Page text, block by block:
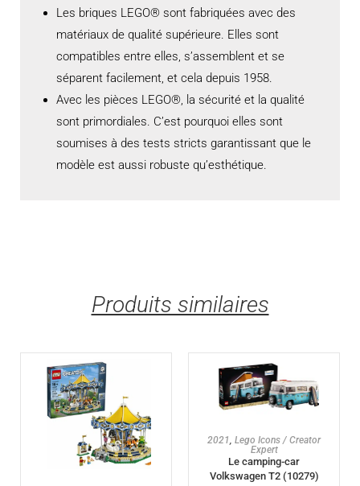
Les briques LEGO® sont fabriquées avec des
matériaux de qualité supérieure. Elles sont
compatibles entre elles, s’assemblent et se
séparent facilement, et cela depuis 1958.
Avec les pièces LEGO®, la sécurité et la qualité
sont primordiales. C’est pourquoi elles sont
soumises à des tests stricts garantissant que le
modèle est aussi robuste qu’esthétique.
Produits similaires
AJOUTER AU PANIER
2021, Lego Icons / Creator
Expert
Le camping-car
Volkswagen T2 (10279)